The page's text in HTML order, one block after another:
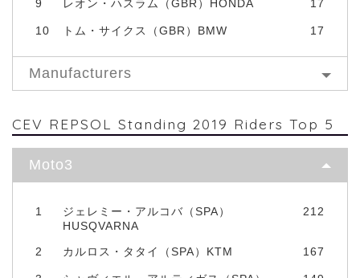
9 レオン・ハスラム（GBR）HONDA 17
10 トム・サイクス（GBR）BMW 17
Manufacturers
CEV REPSOL Standing 2019 Riders Top 5
Moto3
1
ジェレミー・アルコバ（SPA）
HUSQVARNA
212
2 カルロス・タタイ（SPA）KTM 167